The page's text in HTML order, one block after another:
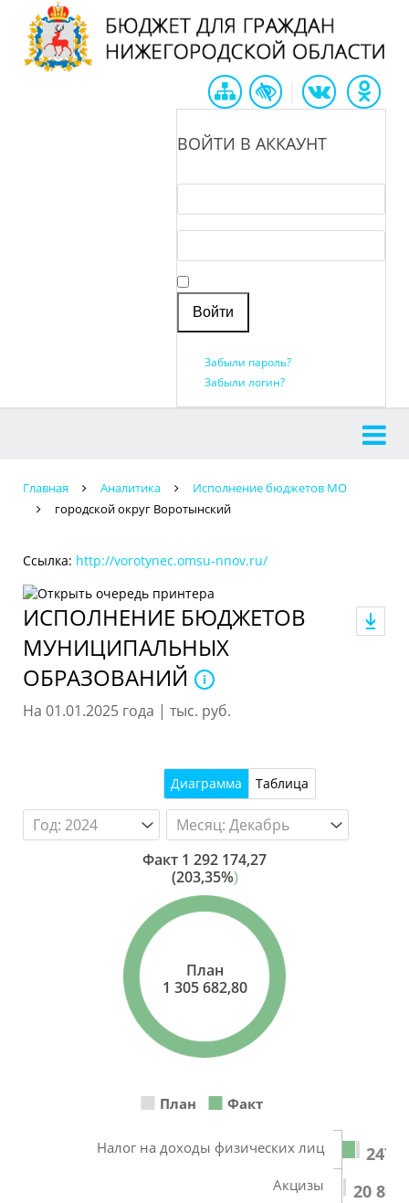
ВОЙТИ В АККАУНТ
Забыли пароль?
Забыли логин?
Главная Аналитика
Исполнение бюджетов МО
городской округ Воротынский
Ссылка: http://vorotynec.omsu-nnov.ru/
ИСПОЛНЕНИЕ БЮДЖЕТОВ
МУНИЦИПАЛЬНЫХ
ОБРАЗОВАНИЙ
На 01.01.2025 года | тыс. руб.
Диаграмма Таблица
Факт 1 292 174,27
(203,35%)
План
1 305 682,80
План Факт
Налог на доходы физических лиц
Акцизы
247
20